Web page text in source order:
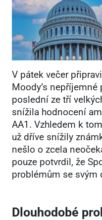
V pátek večer
Moody’s nepříjemné
poslední ze tří
snížila hodnocení
AA1. Vzhledem k
už dříve snížily
nešlo o zcela
pouze potvrdil, že
problémům se svým
Dlouhodobé